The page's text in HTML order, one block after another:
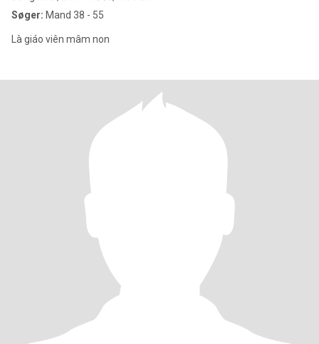
Søger: Mand 38 - 55
Là giáo viên mâm non